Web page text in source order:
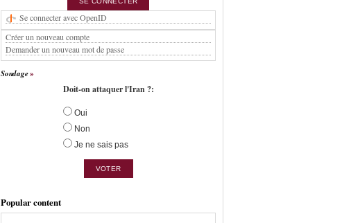
Se connecter avec OpenID
Créer un nouveau compte
Demander un nouveau mot de passe
Sondage
Doit-on attaquer l'Iran ?:
Oui
Non
Je ne sais pas
Popular content